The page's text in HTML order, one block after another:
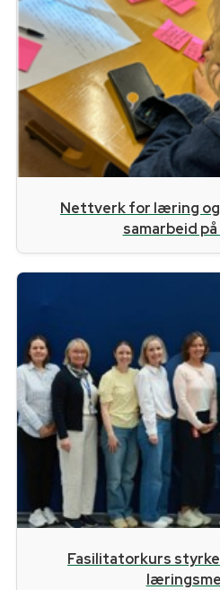
Nettverk for læring
samarbeid
Fasilitatorkurs